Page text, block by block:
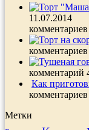
11.07.2014
комментарий
Как
Метки